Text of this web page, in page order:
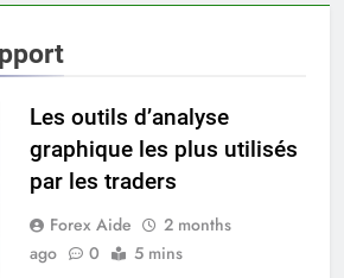
Les outils d’analyse
graphique les plus utilisés
par les traders
Forex Aide
2 months
ago
0 5 mins